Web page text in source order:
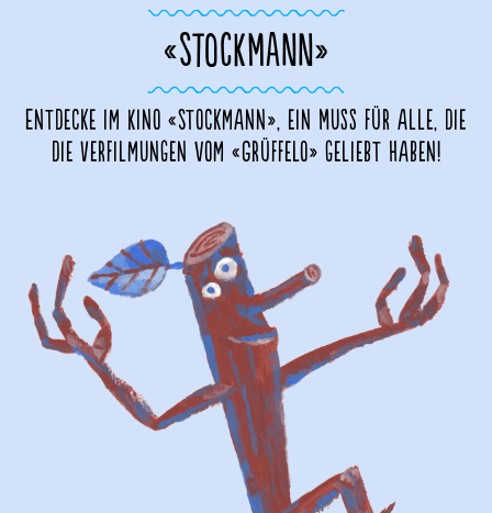
«STOCKMANN»
Entdecke im Kino «Stockmann», ein Muss für alle, die
die Verfilmungen vom «Grüffelo» geliebt haben!